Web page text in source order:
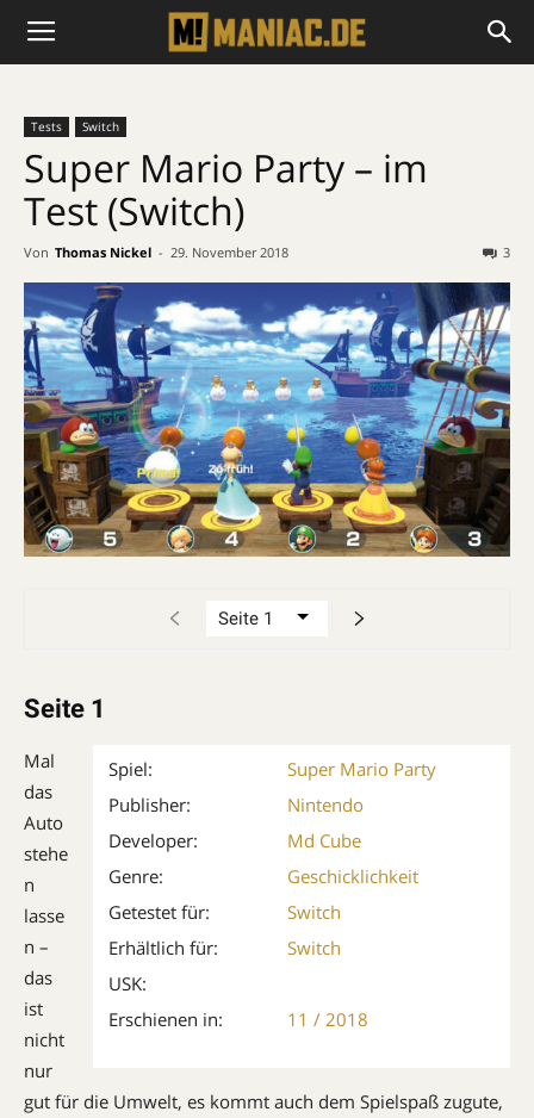
Tests Switch
Super Mario Party – im
Test (Switch)
Von Thomas Nickel - 29. November 2018 3
Seite 1
Spiel:
Super Mario Party
Publisher:
Nintendo
Developer:
Md Cube
Genre:
Geschicklichkeit
Getestet für:
Switch
Erhältlich für:
Switch
USK:
Erschienen in:
11 / 2018
Mal
das
Auto
stehe
n
lasse
n –
das
ist
nicht
nur
gut für die Umwelt, es kommt auch dem Spielspaß ­zugute,